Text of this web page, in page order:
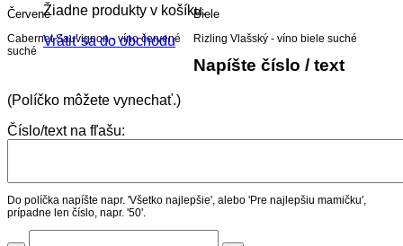
Žiadne produkty v košíku.
Vrátiť sa do obchodu
Červené
Cabernet Sauvignon - víno červené
suché
Biele
Rizling Vlašský - víno biele suché
Napíšte číslo / text
(Políčko môžete vynechať.)
Číslo/text na fľašu:
Do políčka napíšte napr. 'Všetko najlepšie', alebo 'Pre najlepšiu mamičku',
prípadne len číslo, napr. '50'.